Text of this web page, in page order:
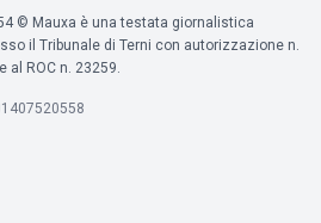
© Mauxa è una testata giornalistica
il Tribunale di Terni con autorizzazione n.
ROC n. 23259.